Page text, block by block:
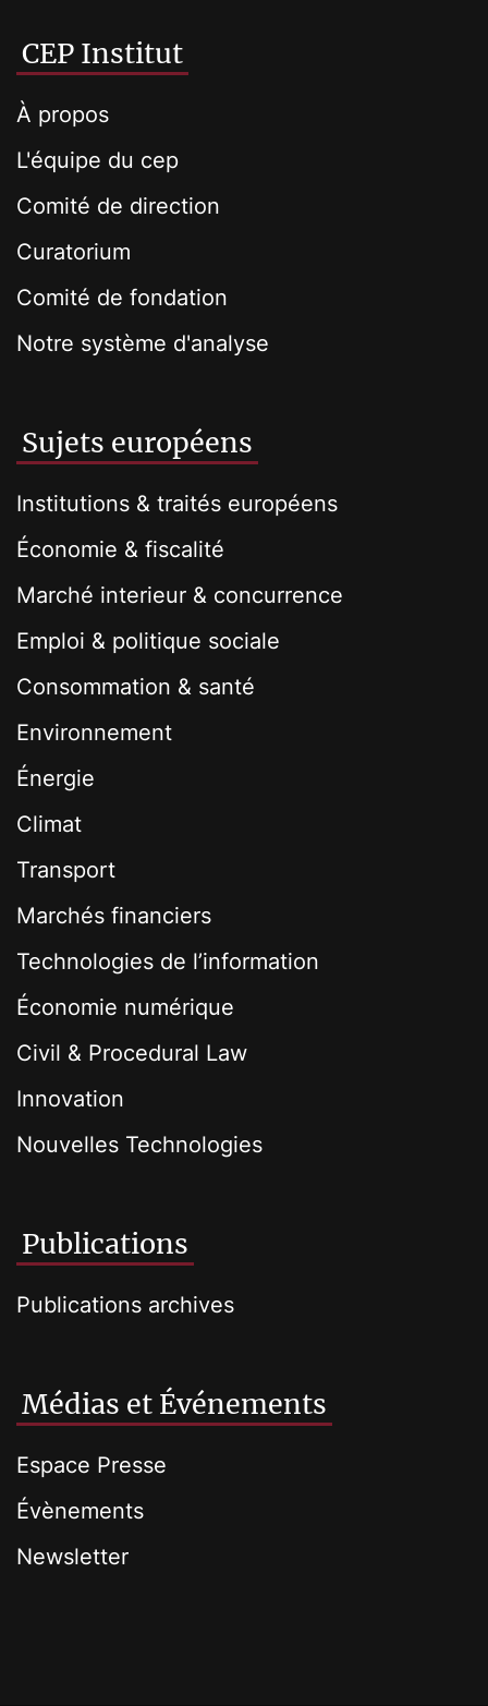
CEP Institut
À propos
L'équipe du cep
Comité de direction
Curatorium
Comité de fondation
Notre système d'analyse
Sujets européens
Institutions & traités européens
Économie & fiscalité
Marché interieur & concurrence
Emploi & politique sociale
Consommation & santé
Environnement
Énergie
Climat
Transport
Marchés financiers
Technologies de l’information
Économie numérique
Civil & Procedural Law
Innovation
Nouvelles Technologies
Publications
Publications archives
Médias et Événements
Espace Presse
Évènements
Newsletter